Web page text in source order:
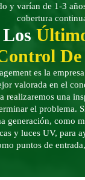
y varían de 1-3
cobertura
De
es la
valorada en el
realizaremos una
el problema.
generación, como
y luces UV, para
puntos de